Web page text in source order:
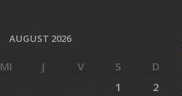
AUGUST 2026
MI J V S
D
1
2